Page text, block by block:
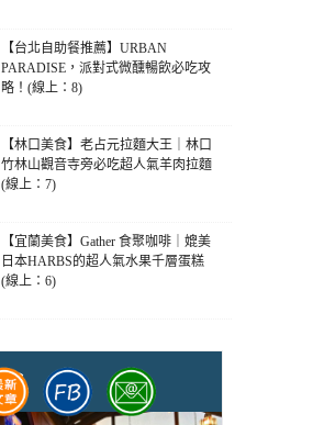
【台北自助餐推薦】URBAN
PARADISE，派對式微醺暢飲必吃攻
略！(線上：8)
【林口美食】老占元拉麵大王｜林口
竹林山觀音寺旁必吃超人氣羊肉拉麵
(線上：7)
【宜蘭美食】Gather 食聚咖啡｜媲美
日本HARBS的超人氣水果千層蛋糕
(線上：6)